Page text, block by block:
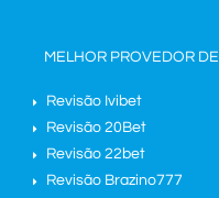
MELHOR PROVEDOR
Revisão Ivibet
Revisão 20Bet
Revisão 22bet
Revisão Brazino777